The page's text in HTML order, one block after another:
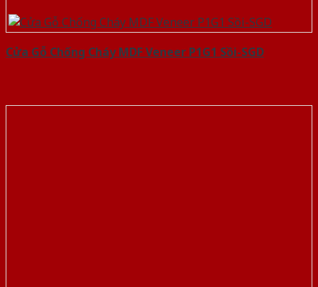
Cửa Gỗ Chống Cháy MDF Veneer P1G1 Sồi-SGD